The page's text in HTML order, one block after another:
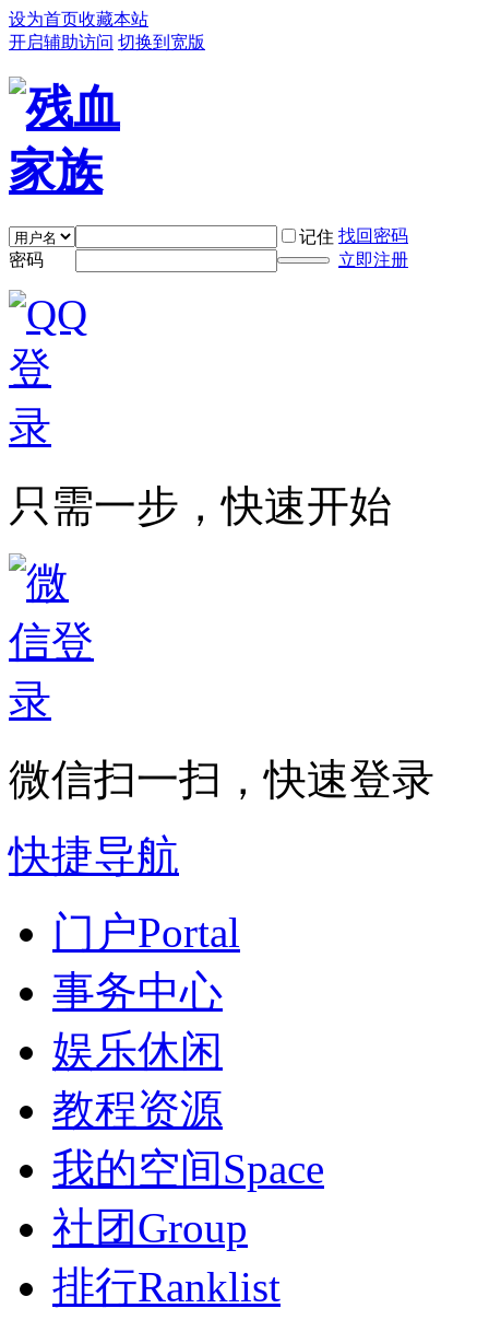
设为首页收藏本站
开启辅助访问 切换到宽版
记住 找回密码
密码
立即注册
只需一步，快速开始
微信扫一扫，快速登录
快捷导航
门户Portal
事务中心
娱乐休闲
教程资源
我的空间Space
社团Group
排行Ranklist